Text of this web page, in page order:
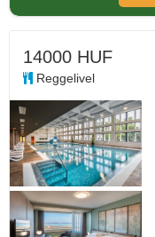
14000 HUF
Reggelivel